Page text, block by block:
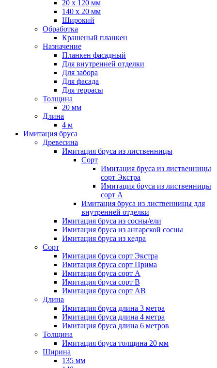
20 х 120 мм
140 х 20 мм
Широкий
Обработка
Крашеный планкен
Назначение
Планкен фасадный
Для внутренней отделки
Для забора
Для фасада
Для террасы
Толщина
20 мм
Длина
4 м
Имитация бруса
Древесина
Имитация бруса из лиственницы
Сорт
Имитация бруса из лиственницы
сорт Экстра
Имитация бруса из лиственницы
сорт A
Имитация бруса из лиственницы для
внутренней отделки
Имитация бруса из сосны/ели
Имитация бруса из ангарской сосны
Имитация бруса из кедра
Сорт
Имитация бруса сорт Экстра
Имитация бруса сорт Прима
Имитация бруса сорт A
Имитация бруса сорт B
Имитация бруса сорт АВ
Длина
Имитация бруса длина 3 метра
Имитация бруса длина 4 метра
Имитация бруса длина 6 метров
Толщина
Имитация бруса толщина 20 мм
Ширина
135 мм